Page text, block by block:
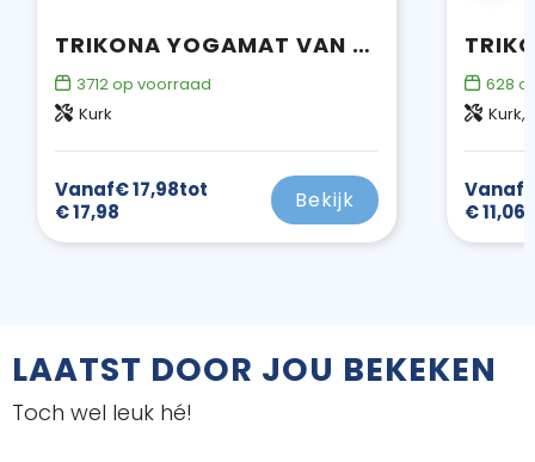
TRIKONA YOGAMAT VAN KURK
3712op voorraad
Kurk
Vanaf€ 17,98tot
€ 17,98
Bekijk
628
Kurk,
Vanaf
€ 11,06
LAATST DOOR JOU BEKEKEN
Toch wel leuk hé!